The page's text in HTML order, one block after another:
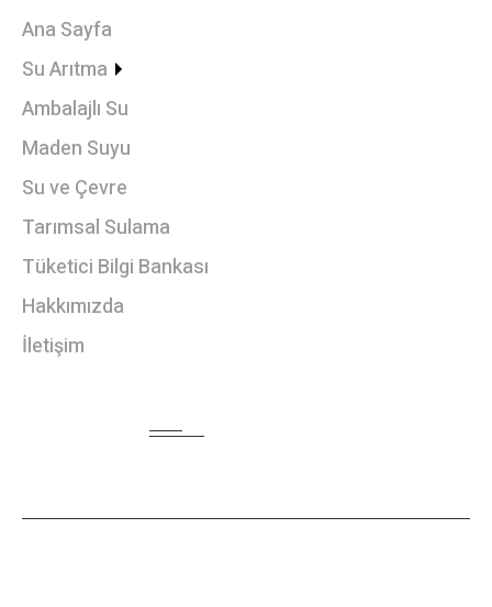
Ana Sayfa
Su Arıtma
Ambalajlı Su
Maden Suyu
Su ve Çevre
Tarımsal Sulama
Tüketici Bilgi Bankası
Hakkımızda
İletişim